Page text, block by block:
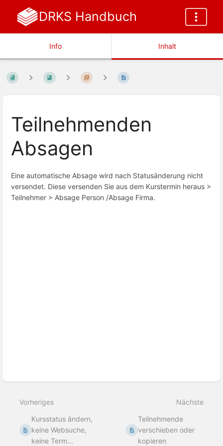
DRKS Handbuch
Info Inhalt
Teilnehmenden
Absagen
Eine automatische Absage wird nach Statusänderung nicht
versendet. Diese versenden Sie aus dem Kurstermin heraus >
Teilnehmer > Absage Person /Absage Firma.
Vorheriges
Kursstatus ändern,
keine Websuche,
keine Term...
Nächste
Teilnehmende
verschieben oder
kopieren